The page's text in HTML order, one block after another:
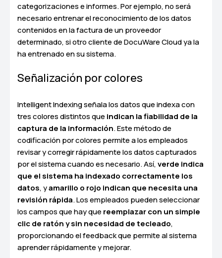
categorizaciones e informes. Por ejemplo, no será
necesario entrenar el reconocimiento de los datos
contenidos en la factura de un proveedor
determinado, si otro cliente de DocuWare Cloud ya la
ha entrenado en su sistema.
Señalización por colores
Intelligent Indexing señala los datos que indexa con
tres colores distintos que indican la fiabilidad de la
captura de la información. Este método de
codificación por colores permite a los empleados
revisar y corregir rápidamente los datos capturados
por el sistema cuando es necesario. Así,verde indica
que el sistema ha indexado correctamente los
datos, yamarillo o rojo indican que necesita una
revisión rápida. Los empleados pueden seleccionar
los campos que hay que reemplazar con un simple
clic de ratón y sin necesidad de tecleado,
proporcionando el feedback que permite al sistema
aprender rápidamente y mejorar.